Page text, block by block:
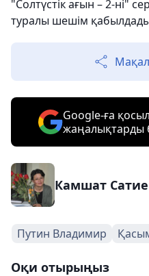
"Солтүстік ағын – 2-ні"
туралы шешім
Google-ға
жаңалықтарды
Камшат
Путин Владимир
Оқи отырыңыз